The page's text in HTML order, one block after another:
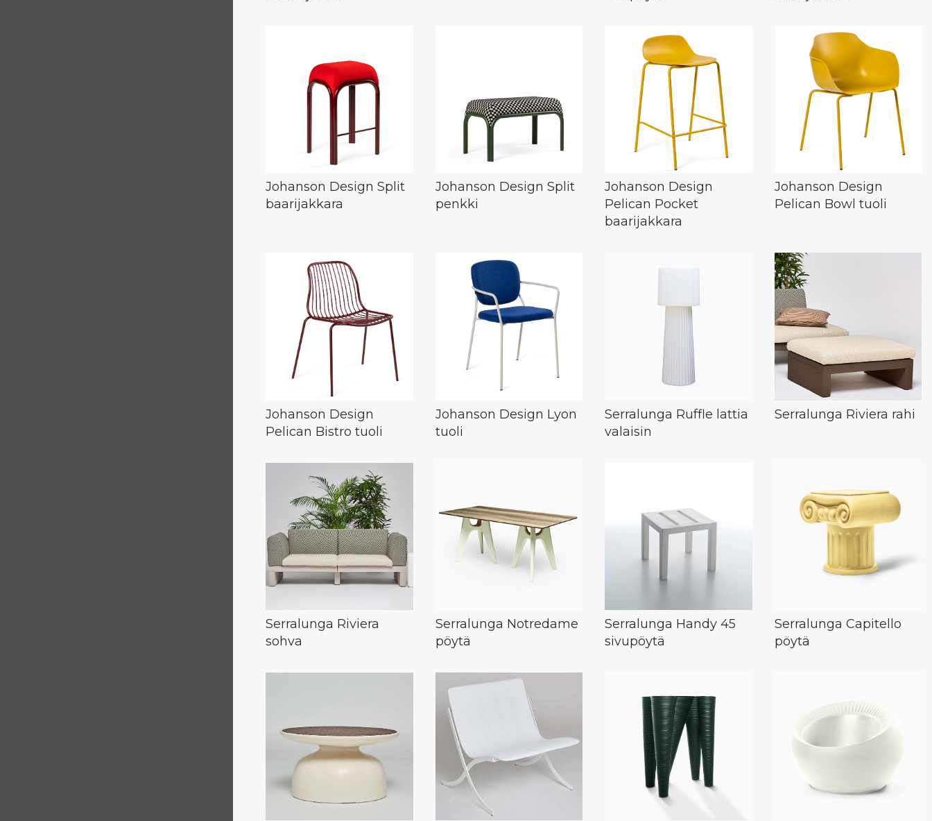
Johanson Design Split
baarijakkara
Johanson Design Split
penkki
Johanson Design
Pelican Pocket
baarijakkara
Johanson Design
Pelican Bowl tuoli
Johanson Design
Pelican Bistro tuoli
Johanson Design Lyon
tuoli
Serralunga Ruffle lattia
valaisin
Serralunga Riviera rahi
Serralunga Riviera
sohva
Serralunga Notredame
pöytä
Serralunga Handy 45
sivupöytä
Serralunga Capitello
pöytä